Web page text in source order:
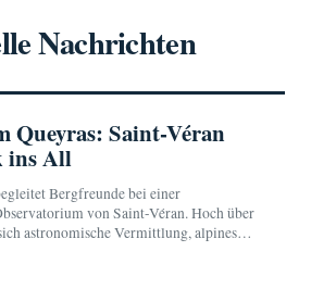
Nachrichten
Queyras: Saint-Véran
ins All
Bergfreunde bei einer
von Saint-Véran. Hoch über
astronomische Vermittlung, alpines